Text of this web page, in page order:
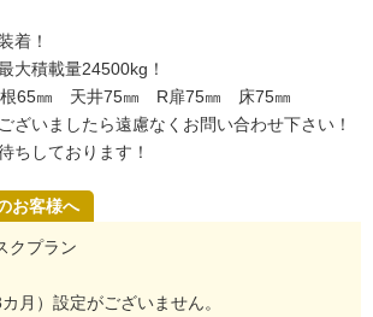
着！
大積載量24500kg！
65㎜ 天井75㎜ R扉75㎜ 床75㎜
ざいましたら遠慮なくお問い合わせ下さい！
ちしております！
お客様へ
クプラン
月）設定がございません。